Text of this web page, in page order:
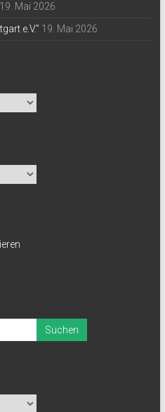
19. Mai 2026
e.V.” 19. Mai 2026